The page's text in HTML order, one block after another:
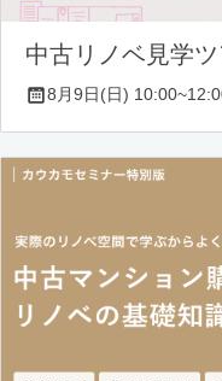
中古リノベ見学
8月9日(日)